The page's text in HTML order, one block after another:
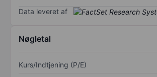
Data leveret af
Nøgletal
Kurs/Indtjening (P/E)